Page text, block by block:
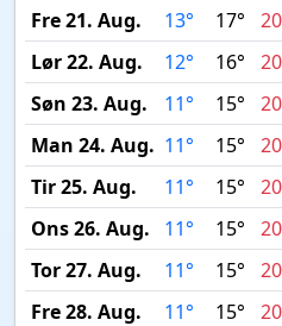
Fre 21. Aug. 13° 17°
Lør 22. Aug.
12° 16°
Søn 23. Aug.
11° 15°
Man 24. Aug. 11° 15°
Tir 25. Aug.
11° 15°
Ons 26. Aug.
11° 15°
Tor 27. Aug.
11° 15°
Fre 28. Aug.
11° 15°